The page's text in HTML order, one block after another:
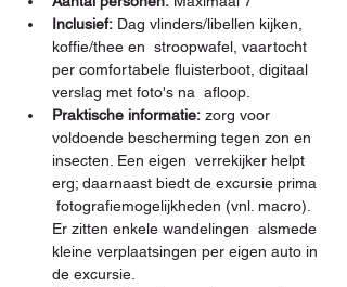
Inclusief: Dag vlinders/libellen kijken,
koffie/thee en  stroopwafel, vaartocht
per comfortabele fluisterboot, digitaal
verslag met foto's na  afloop.
Praktische informatie: zorg voor
voldoende bescherming tegen zon en
insecten. Een eigen  verrekijker helpt
erg; daarnaast biedt de excursie prima
fotografiemogelijkheden (vnl. macro).
Er zitten enkele wandelingen  alsmede
kleine verplaatsingen per eigen auto in
de excursie.